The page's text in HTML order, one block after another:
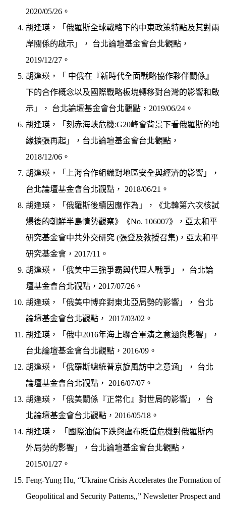
2020/05/26。
胡逢瑛，「俄羅斯全球戰略下的中東政策特點及其對兩
岸關係的啟示」， 台北論壇基金會台北觀點，
2019/12/27。
胡逢瑛，「 中俄在『新時代全面戰略協作夥伴關係』
下的合作概念以及國際戰略板塊轉移對台灣的影響和啟
示」， 台北論壇基金會台北觀點，2019/06/24。
胡逢瑛，「刻赤海峽危機:G20峰會背景下看俄羅斯的地
緣擴張再起」，台北論壇基金會台北觀點，
2018/12/06。
胡逢瑛，「上海合作組織對地區安全與經濟的影響」，
台北論壇基金會台北觀點， 2018/06/21。
胡逢瑛，「俄羅斯後續因應作為」，《北韓第六次核試
爆後的朝鮮半島情勢觀察》《No. 106007》，亞太和平
研究基金會中共外交研究 (張登及教授召集)，亞太和平
研究基金會，2017/11。
胡逢瑛，「俄美中三強爭霸與代理人戰爭」， 台北論
壇基金會台北觀點，2017/07/26。
胡逢瑛，「俄美中博弈對東北亞局勢的影響」， 台北
論壇基金會台北觀點， 2017/03/02。
胡逢瑛，「俄中2016年海上聯合軍演之意涵與影響」，
台北論壇基金會台北觀點，2016/09。
胡逢瑛，「俄羅斯總統普京旋風訪中之意涵」， 台北
論壇基金會台北觀點， 2016/07/07。
胡逢瑛，「俄美關係『正常化』對世局的影響」， 台
北論壇基金會台北觀點，2016/05/18。
胡逢瑛， 「國際油價下跌與盧布貶值危機對俄羅斯內
外局勢的影響」，台北論壇基金會台北觀點，
2015/01/27。
Feng-Yung Hu, “Ukraine Crisis Accelerates the Formation of
Geopolitical and Security Patterns,,” Newsletter Prospect and